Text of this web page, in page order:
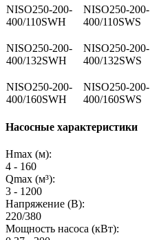
NISO250-200-
400/110SWH
NISO250-200-
400/110SWS
NISO250-200-
400/132SWH
NISO250-200-
400/132SWS
NISO250-200-
400/160SWH
NISO250-200-
400/160SWS
Насосные характеристики
Hmax (м):
4 - 160
Qmax (м³):
3 - 1200
Напряжение (В):
220/380
Мощность насоса (кВт):